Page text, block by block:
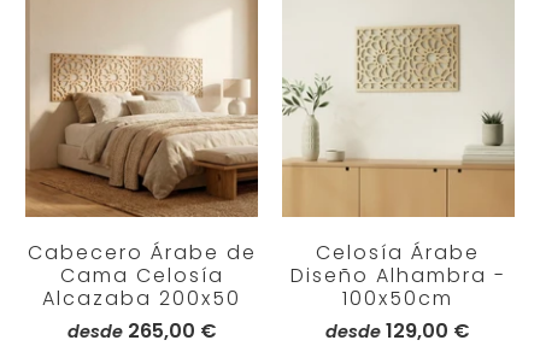
Cabecero Árabe de
Cama Celosía
Alcazaba 200x50
desde 265,00 €
Celosía Árabe
Diseño Alhambra -
100x50cm
desde 129,00 €